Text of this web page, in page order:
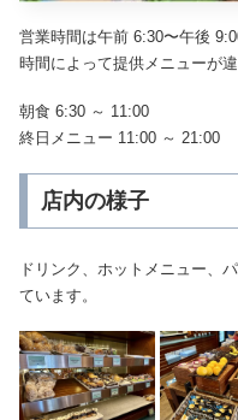
営業時間は午前 6:30〜午後
時間によって提供メニューが違
朝食 6:30 ～ 11:00
終日メニュー 11:00 ～ 21:00
店内の様子
ドリンク、ホットメニュー、
ています。